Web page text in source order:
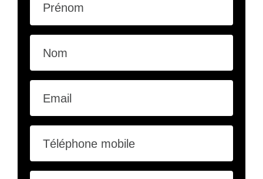
Prénom
Nom
Email
Téléphone mobile